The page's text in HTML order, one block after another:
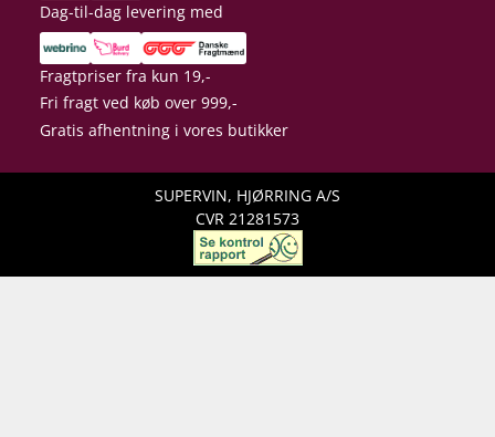
Dag-til-dag levering med
Fragtpriser fra kun 19,-
Fri fragt ved køb over 999,-
Gratis afhentning i vores butikker
SUPERVIN, HJØRRING A/S
CVR 21281573